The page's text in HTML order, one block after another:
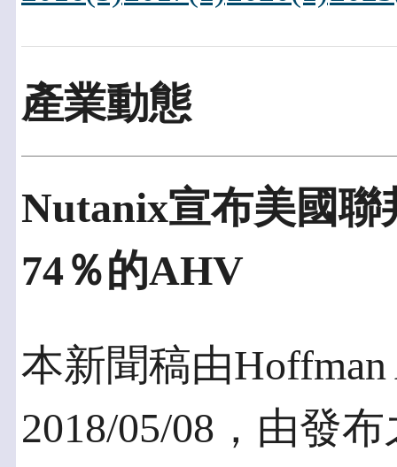
產業動態
Nutanix宣布美國聯
74％的AHV
本新聞稿由
2018/05/08，由發